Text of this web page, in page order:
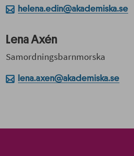
helena.edin@akademiska.se
Lena Axén
Samordningsbarnmorska
lena.axen@akademiska.se